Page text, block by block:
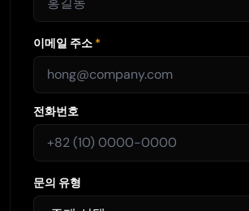
이메일 주소 *
전화번호
문의 유형